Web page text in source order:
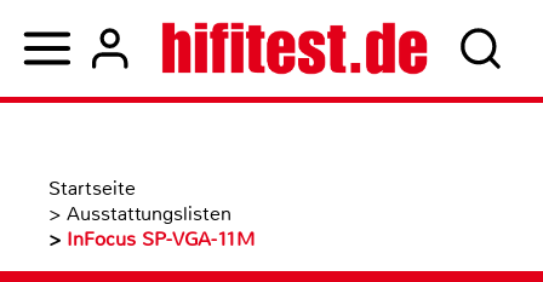
Startseite
> Ausstattungslisten
> InFocus SP-VGA-11M